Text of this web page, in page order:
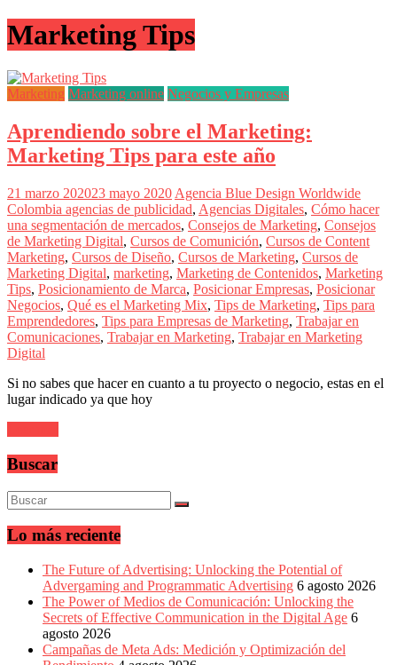
Revista
iBlue
Marketing
Magazine
de
Mercadeo
y
Medios
la
Agencia
Blue
Design
Colombia
y
sus
filiales
en
América
Latina
Una
mirada
y
del
en
LATAM
|
Bitácora
Mercadeo
Interactivo,
Medios,
Publicidad,
Marketing,
Marketing Tips
Marketing Marketing online Negocios y Empresas
Aprendiendo sobre el Marketing:
Marketing Tips para este año
21 marzo 202023 mayo 2020 Agencia Blue Design Worldwide
Colombia agencias de publicidad, Agencias Digitales, Cómo hacer
una segmentación de mercados, Consejos de Marketing, Consejos
de Marketing Digital, Cursos de Comunición, Cursos de Content
Marketing, Cursos de Diseño, Cursos de Marketing, Cursos de
Marketing Digital, marketing, Marketing de Contenidos, Marketing
Tips, Posicionamiento de Marca, Posicionar Empresas, Posicionar
Negocios, Qué es el Marketing Mix, Tips de Marketing, Tips para
Emprendedores, Tips para Empresas de Marketing, Trabajar en
Comunicaciones, Trabajar en Marketing, Trabajar en Marketing
Digital
Si no sabes que hacer en cuanto a tu proyecto o negocio, estas en el
lugar indicado ya que hoy
Buscar
Lo más reciente
The Future of Advertising: Unlocking the Potential of
Advergaming and Programmatic Advertising 6 agosto 2026
The Power of Medios de Comunicación: Unlocking the
Secrets of Effective Communication in the Digital Age 6
agosto 2026
Campañas de Meta Ads: Medición y Optimización del